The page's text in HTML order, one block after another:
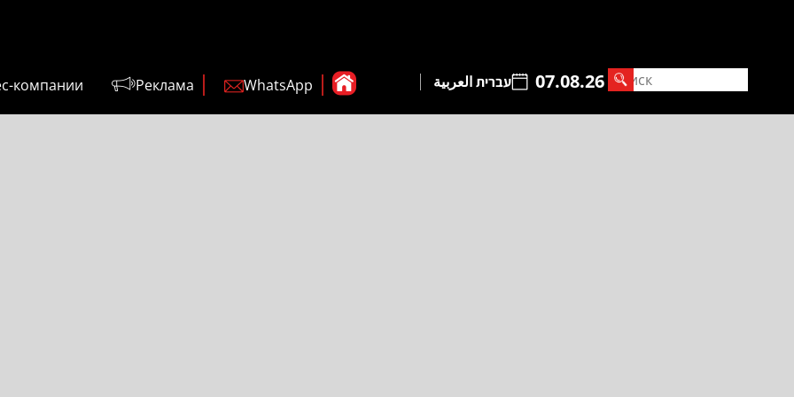
компании Реклама WhatsApp 07.08.26 עבריתالعربية